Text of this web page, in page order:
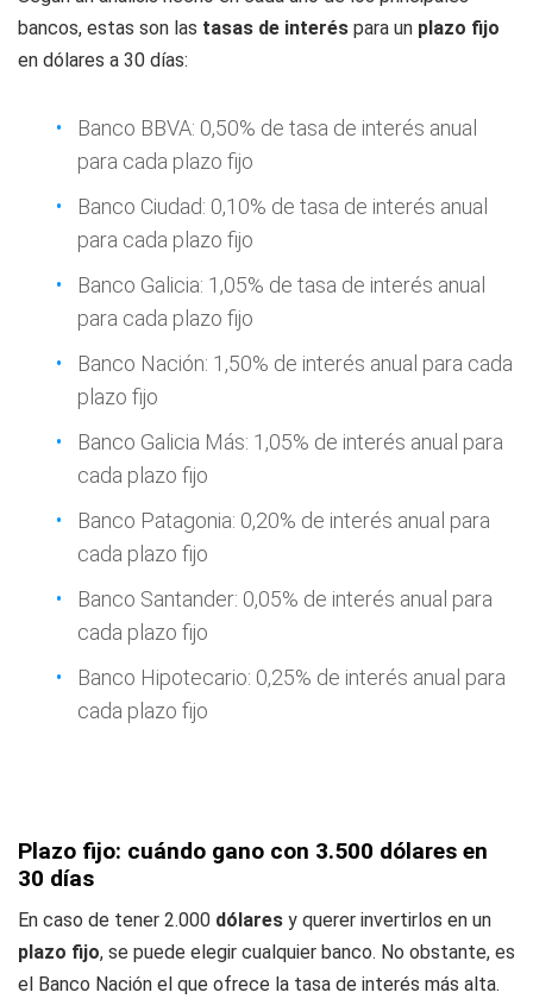
bancos, estas son las tasas de interés para un plazo fijo
en dólares a 30 días:
Banco BBVA: 0,50% de tasa de interés anual
para cada plazo fijo
Banco Ciudad: 0,10% de tasa de interés anual
para cada plazo fijo
Banco Galicia: 1,05% de tasa de interés anual
para cada plazo fijo
Banco Nación: 1,50% de interés anual para cada
plazo fijo
Banco Galicia Más: 1,05% de interés anual para
cada plazo fijo
Banco Patagonia: 0,20% de interés anual para
cada plazo fijo
Banco Santander: 0,05% de interés anual para
cada plazo fijo
Banco Hipotecario: 0,25% de interés anual para
cada plazo fijo
Plazo fijo: cuándo gano con 3.500 dólares en
30 días
En caso de tener 2.000 dólares y querer invertirlos en un
plazo fijo, se puede elegir cualquier banco. No obstante, es
el Banco Nación el que ofrece la tasa de interés más alta.